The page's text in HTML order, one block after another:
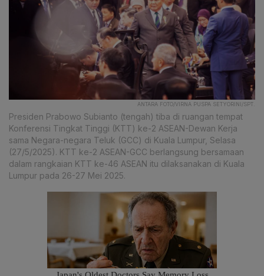
ANTARA FOTO/VIRNA PUSPA SETYORINI/SPT.
Presiden Prabowo Subianto (tengah) tiba di ruangan tempat
Konferensi Tingkat Tinggi (KTT) ke-2 ASEAN-Dewan Kerja
sama Negara-negara Teluk (GCC) di Kuala Lumpur, Selasa
(27/5/2025). KTT ke-2 ASEAN-GCC berlangsung bersamaan
dalam rangkaian KTT ke-46 ASEAN itu dilaksanakan di Kuala
Lumpur pada 26-27 Mei 2025.